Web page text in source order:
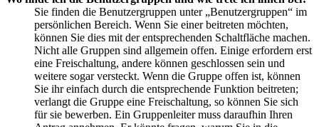
Sie finden die Benutzergruppen unter „Benutzergruppen“ im
persönlichen Bereich. Wenn Sie einer beitreten möchten,
können Sie dies mit der entsprechenden Schaltfläche machen.
Nicht alle Gruppen sind allgemein offen. Einige erfordern erst
eine Freischaltung, andere können geschlossen sein und
weitere sogar versteckt. Wenn die Gruppe offen ist, können
Sie ihr einfach durch die entsprechende Funktion beitreten;
verlangt die Gruppe eine Freischaltung, so können Sie sich
für sie bewerben. Ein Gruppenleiter muss daraufhin Ihren